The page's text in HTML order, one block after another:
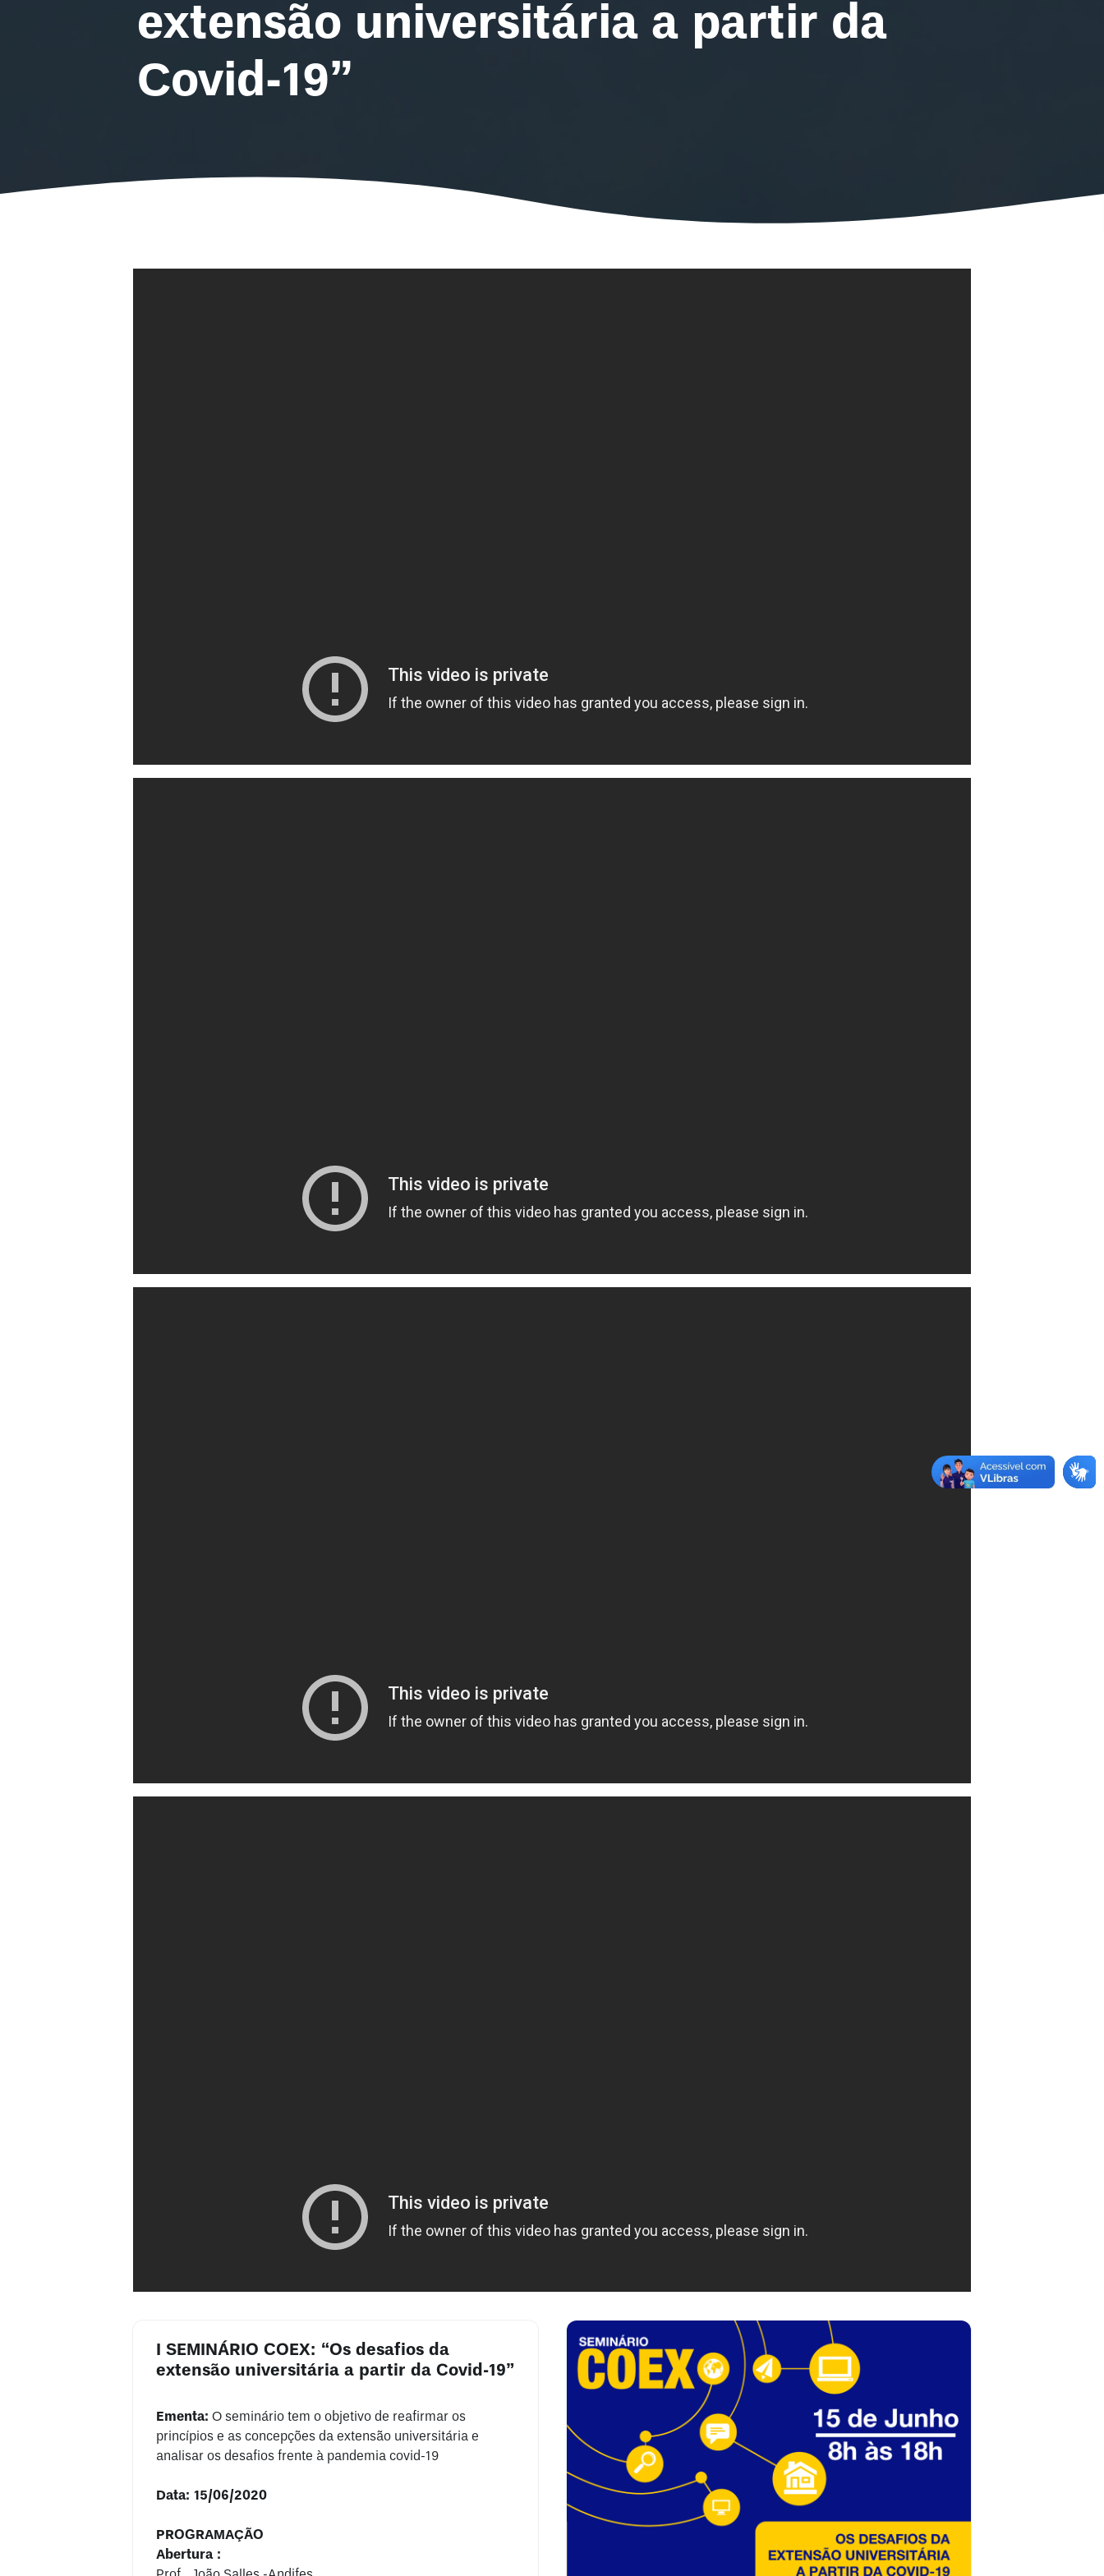
extensão universitária a partir da
Covid-19”
I SEMINÁRIO COEX: “Os desafios da
extensão universitária a partir da Covid-19”
Ementa: O seminário tem o objetivo de reafirmar os
princípios e as concepções da extensão universitária e
analisar os desafios frente à pandemia covid-19
Data: 15/06/2020
PROGRAMAÇÃO
Abertura :